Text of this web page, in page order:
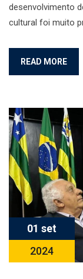
desenvolvimento
cultural foi muito
READ MORE
01 set
2024